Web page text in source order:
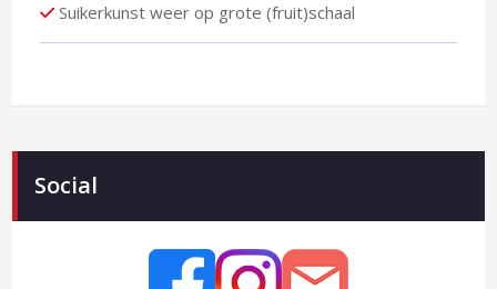
Suikerkunst weer op grote (fruit)schaal
Social